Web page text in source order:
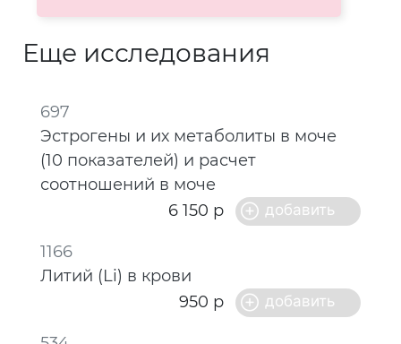
Еще исследования
697
Эстрогены и их метаболиты в моче
(10 показателей) и расчет
соотношений в моче
6 150 р
1166
Литий (Li) в крови
950 р